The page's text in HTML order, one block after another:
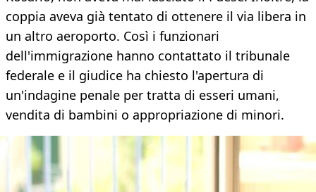
coppia aveva già tentato di ottenere il via libera in
un altro aeroporto. Così i funzionari
dell'immigrazione hanno contattato il tribunale
federale e il giudice ha chiesto l'apertura di
un'indagine penale per tratta di esseri umani,
vendita di bambini o appropriazione di minori.